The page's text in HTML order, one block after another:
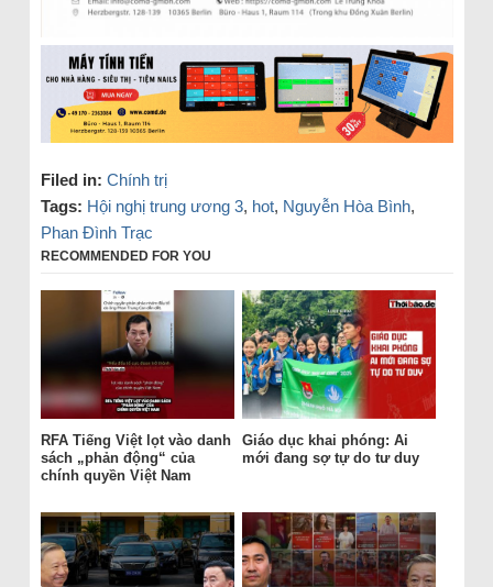
Filed in: Chính trị
Tags: Hội nghị trung ương 3, hot, Nguyễn Hòa Bình,
Phan Đình Trạc
RECOMMENDED FOR YOU
RFA Tiếng Việt lọt vào danh
sách „phản động“ của
chính quyền Việt Nam
Giáo dục khai phóng: Ai
mới đang sợ tự do tư duy